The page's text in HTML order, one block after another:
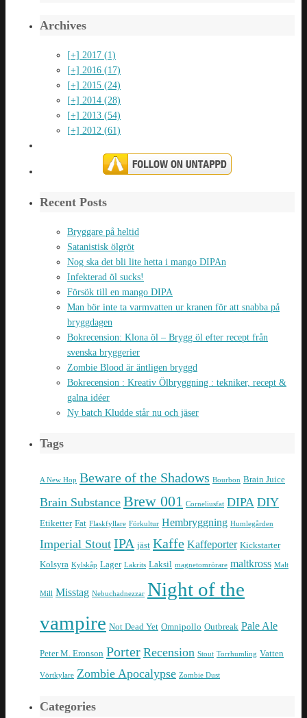
Archives
[+] 2017 (1)
[+] 2016 (17)
[+] 2015 (24)
[+] 2014 (28)
[+] 2013 (54)
[+] 2012 (61)
Recent Posts
Bryggare på heltid
Satanistisk ölgröt
Nog ska det bli lite hetta i mango DIPAn
Infekterad öl sucks!
Försök till en mango DIPA
Man bör inte ta varmvatten ur kranen för att snabba på
bryggdagen
Bokrecension: Klona öl – Brygg öl efter recept från
svenska bryggerier
Zombie Blood är äntligen bryggd
Bokrecension : Kreativ Ölbryggning : tekniker, recept &
galna idéer
Ny batch Kludde står nu och jäser
Tags
A New Hop Beware of the Shadows Bourbon Brain Juice
Brain Substance Brew 001 Corneliusfat DIPA DIY
Etiketter Fat Flaskfyllare Förkultur Hembryggning Humlegården
Imperial Stout IPA jäst Kaffe Kaffeporter Kickstarter
Kolsyra Kylskåp Lager Lakrits Laksil magnetomrörare maltkross Malt
Mill Misstag Nebuchadnezzar Night of the
vampire Not Dead Yet Omnipollo Outbreak Pale Ale
Peter M. Eronson Porter Recension Stout Torrhumling Vatten
Vörtkylare Zombie Apocalypse Zombie Dust
Categories